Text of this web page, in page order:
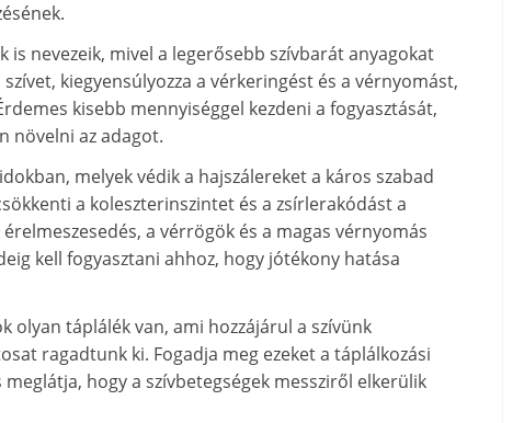
is nevezeik, mivel a legerősebb szívbarát anyagokat
kiegyensúlyozza a vérkeringést és a vérnyomást,
kisebb mennyiséggel kezdeni a fogyasztását,
növelni az adagot.
melyek védik a hajszálereket a káros szabad
a koleszterinszintet és a zsírlerakódást a
a vérrögök és a magas vérnyomás
kell fogyasztani ahhoz, hogy jótékony hatása
olyan táplálék van, ami hozzájárul a szívünk
ragadtunk ki. Fogadja meg ezeket a táplálkozási
hogy a szívbetegségek messziről elkerülik